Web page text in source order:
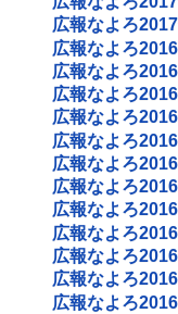
広報なよろ
広報なよろ
広報なよろ
広報なよろ
広報なよろ
広報なよろ
広報なよろ
広報なよろ
広報なよろ
広報なよろ
広報なよろ
広報なよろ
広報なよろ